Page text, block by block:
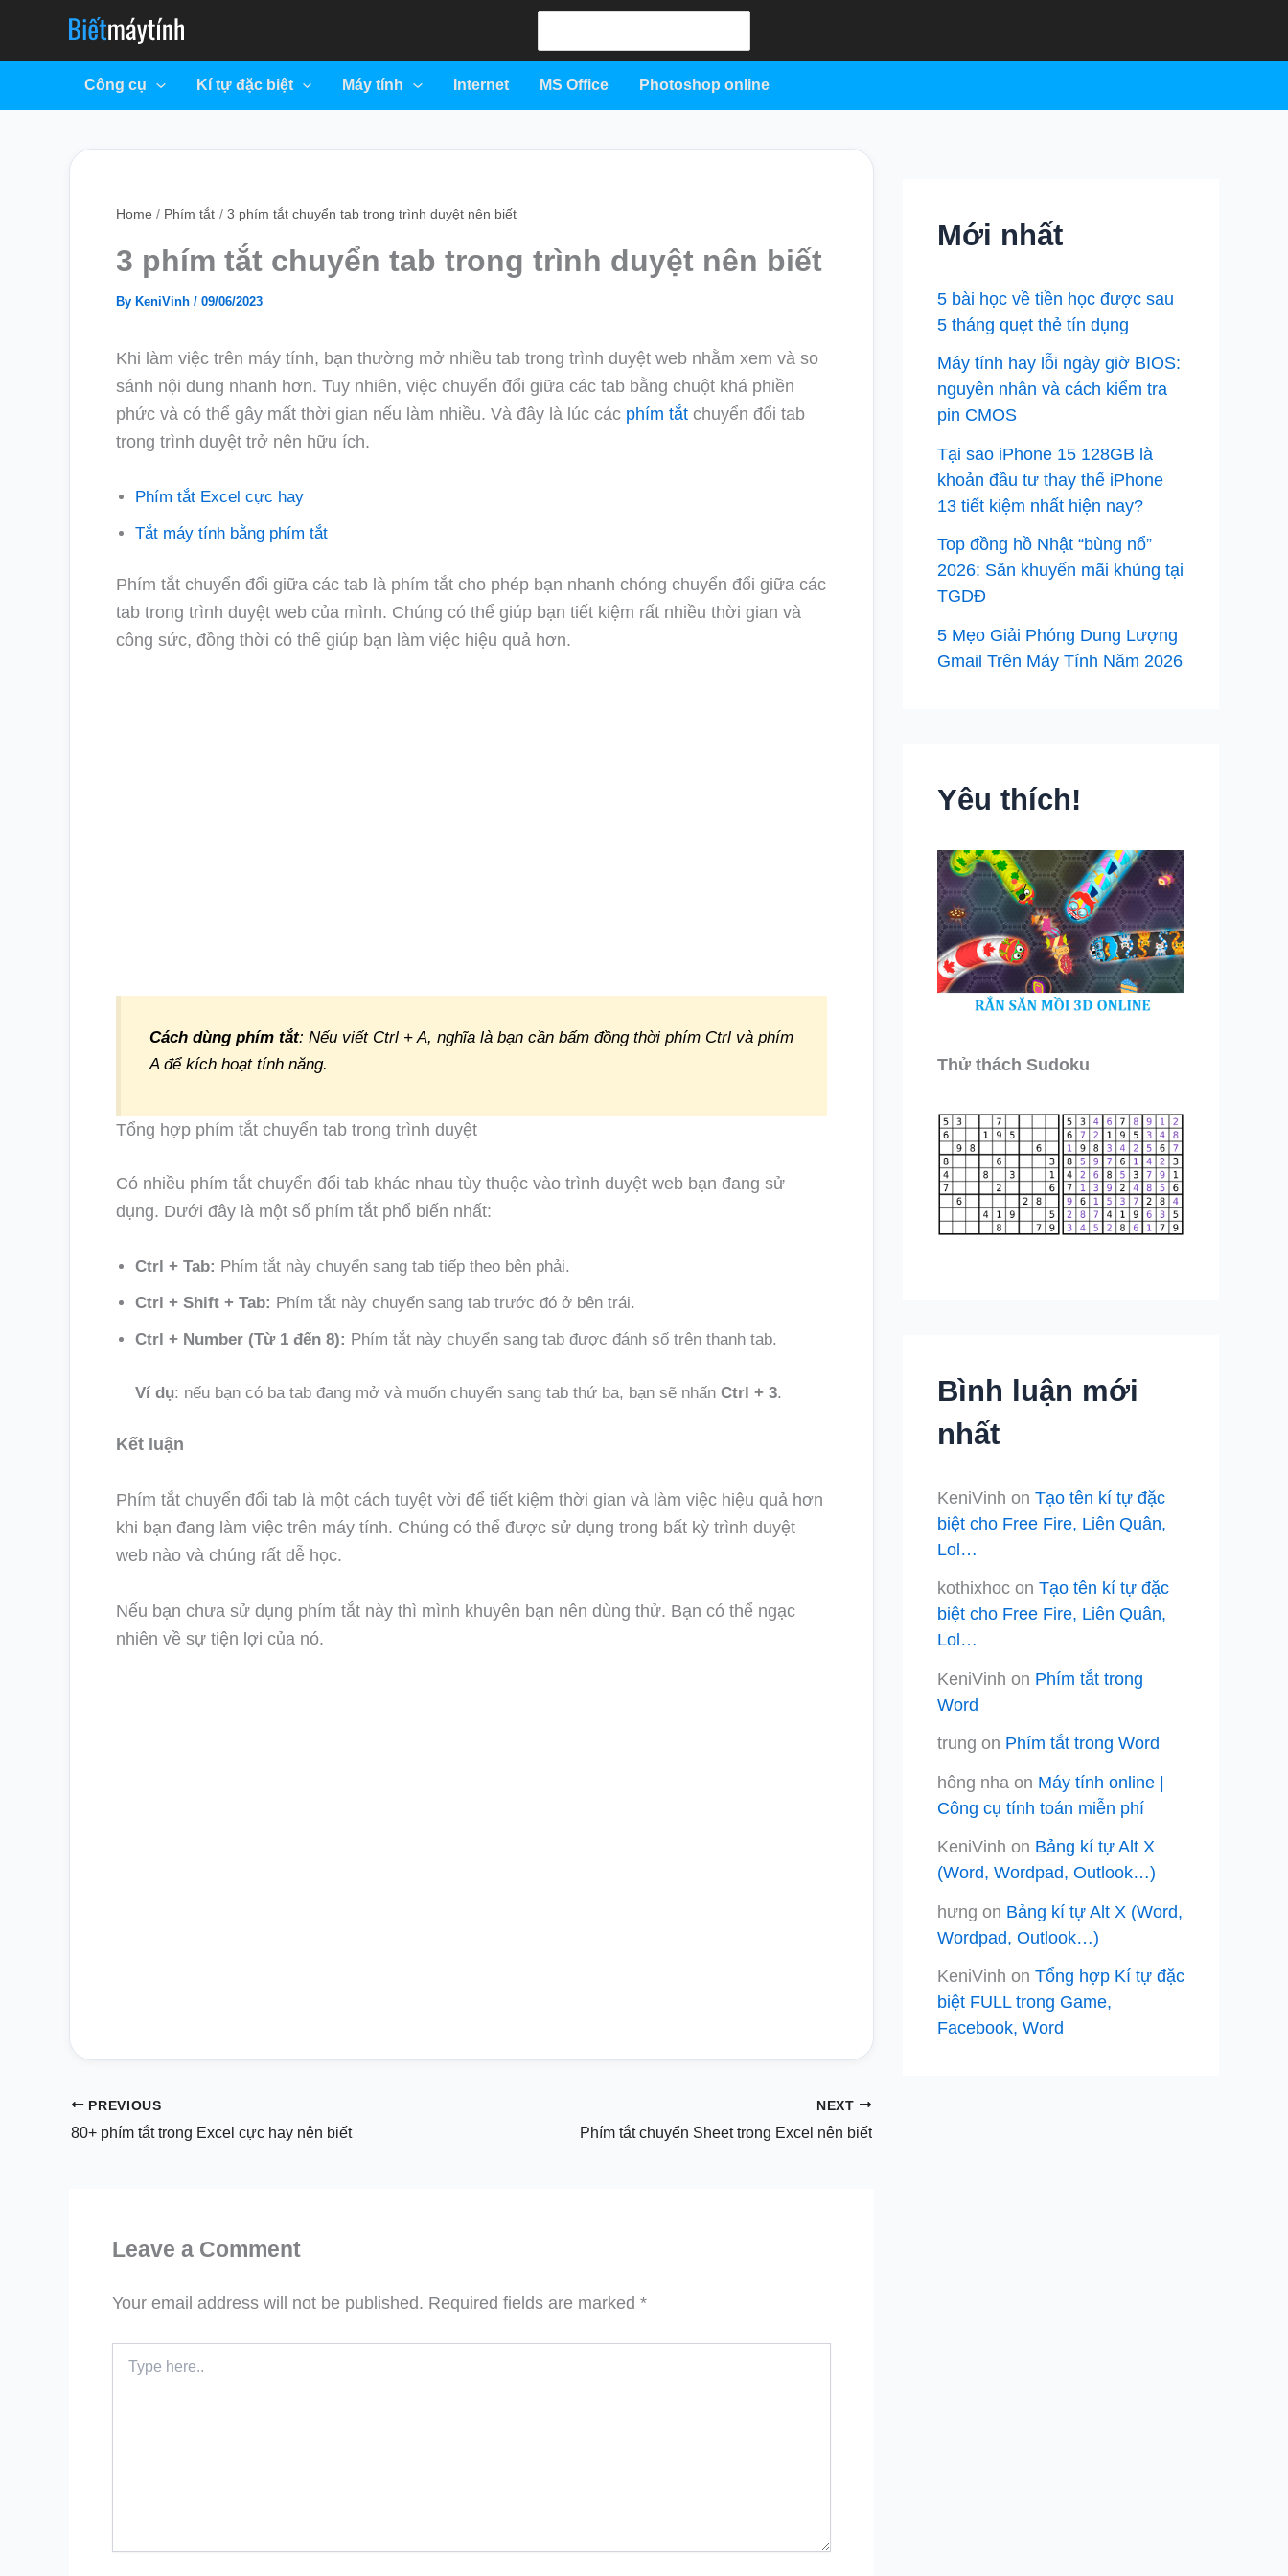
Công cụ Kí tự đặc biệt Máy tính Internet MS Office Photoshop online
Home Phím tắt 3 phím tắt chuyển tab trong trình duyệt nên biết
3 phím tắt chuyển tab trong trình duyệt nên biết
By KeniVinh / 09/06/2023
Khi làm việc trên máy tính, bạn thường mở nhiều tab trong trình duyệt web nhằm xem và so
sánh nội dung nhanh hơn. Tuy nhiên, việc chuyển đổi giữa các tab bằng chuột khá phiền
phức và có thể gây mất thời gian nếu làm nhiều. Và đây là lúc các phím tắt chuyển đổi tab
trong trình duyệt trở nên hữu ích.
Phím tắt Excel cực hay
Tắt máy tính bằng phím tắt
Phím tắt chuyển đổi giữa các tab là phím tắt cho phép bạn nhanh chóng chuyển đổi giữa các
tab trong trình duyệt web của mình. Chúng có thể giúp bạn tiết kiệm rất nhiều thời gian và
công sức, đồng thời có thể giúp bạn làm việc hiệu quả hơn.
Cách dùng phím tắt: Nếu viết Ctrl + A, nghĩa là bạn cần bấm đồng thời phím Ctrl và phím
A để kích hoạt tính năng.
Tổng hợp phím tắt chuyển tab trong trình duyệt
Có nhiều phím tắt chuyển đổi tab khác nhau tùy thuộc vào trình duyệt web bạn đang sử
dụng. Dưới đây là một số phím tắt phổ biến nhất:
Ctrl + Tab: Phím tắt này chuyển sang tab tiếp theo bên phải.
Ctrl + Shift + Tab: Phím tắt này chuyển sang tab trước đó ở bên trái.
Ctrl + Number (Từ 1 đến 8): Phím tắt này chuyển sang tab được đánh số trên thanh tab.
Ví dụ: nếu bạn có ba tab đang mở và muốn chuyển sang tab thứ ba, bạn sẽ nhấn Ctrl + 3.
Kết luận
Phím tắt chuyển đổi tab là một cách tuyệt vời để tiết kiệm thời gian và làm việc hiệu quả hơn
khi bạn đang làm việc trên máy tính. Chúng có thể được sử dụng trong bất kỳ trình duyệt
web nào và chúng rất dễ học.
Nếu bạn chưa sử dụng phím tắt này thì mình khuyên bạn nên dùng thử. Bạn có thể ngạc
nhiên về sự tiện lợi của nó.
PREVIOUS
80+ phím tắt trong Excel cực hay nên biết
NEXT
Phím tắt chuyển Sheet trong Excel nên biết
Leave a Comment
Your email address will not be published. Required fields are marked *
here..
Mới nhất
5 bài học về tiền học được sau
5 tháng quẹt thẻ tín dụng
Máy tính hay lỗi ngày giờ BIOS:
nguyên nhân và cách kiểm tra
pin CMOS
Tại sao iPhone 15 128GB là
khoản đầu tư thay thế iPhone
13 tiết kiệm nhất hiện nay?
Top đồng hồ Nhật “bùng nổ”
2026: Săn khuyến mãi khủng tại
TGDĐ
5 Mẹo Giải Phóng Dung Lượng
Gmail Trên Máy Tính Năm 2026
Yêu thích!
Thử thách Sudoku
Bình luận mới
nhất
KeniVinh on Tạo tên kí tự đặc
biệt cho Free Fire, Liên Quân,
Lol…
kothixhoc on Tạo tên kí tự đặc
biệt cho Free Fire, Liên Quân,
Lol…
KeniVinh on Phím tắt trong
Word
trung on Phím tắt trong Word
hông nha on Máy tính online |
Công cụ tính toán miễn phí
KeniVinh on Bảng kí tự Alt X
(Word, Wordpad, Outlook…)
hưng on Bảng kí tự Alt X (Word,
Wordpad, Outlook…)
KeniVinh on Tổng hợp Kí tự đặc
biệt FULL trong Game,
Facebook, Word